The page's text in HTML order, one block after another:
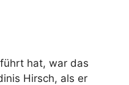
hat, war das
Hirsch, als er